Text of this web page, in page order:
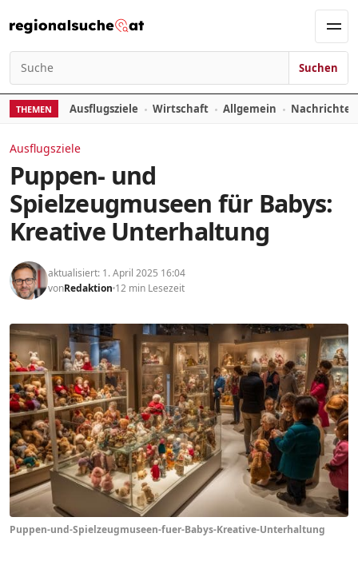
Suchen nach:
Suchen
THEMEN Ausflugsziele Wirtschaft Allgemein
Ausflugsziele
Puppen- und
Spielzeugmuseen für Babys:
Kreative Unterhaltung
aktualisiert: 1. April 2025 16:04
vonRedaktion 12 min Lesezeit
Puppen-und-Spielzeugmuseen-fuer-Babys-Kreative-Unterhaltung